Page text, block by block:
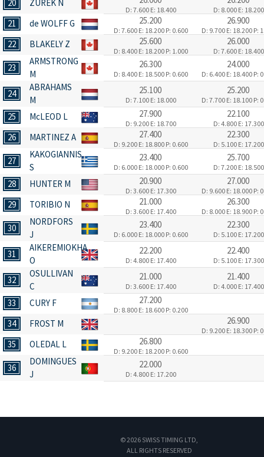
20 ZUREK N
D: 7.600 E: 18.400 D: 8.000 E: 18.200
21 de WOLFF G 25.200
D: 7.600 E: 18.200 P: 0.600
26.900
D: 9.700 E: 18.200 P:
22 BLAKELY Z 25.600
D: 8.400 E: 18.200 P: 1.000
26.000
D: 7.600 E: 18.400
23
ARMSTRONG
M
26.300
D: 8.400 E: 18.500 P: 0.600
24.000
D: 6.400 E: 18.400 P:
24
ABRAHAMS
M
25.100
D: 7.100 E: 18.000
25.200
D: 7.700 E: 18.100 P:
25 McLEOD L 27.900
D: 9.200 E: 18.700
22.100
D: 4.800 E: 17.300
26 MARTINEZ A 27.400
D: 9.200 E: 18.800 P: 0.600
22.300
D: 5.100 E: 17.200
27
KAKOGIANNIS
S
23.400
D: 6.000 E: 18.000 P: 0.600
25.700
D: 7.200 E: 18.500
28 HUNTER M 20.900
D: 3.600 E: 17.300
27.000
D: 9.600 E: 18.000 P:
29 TORIBIO N 21.000
D: 3.600 E: 17.400
26.300
D: 8.000 E: 18.900 P:
30
NORDFORS
J
23.400
D: 6.000 E: 18.000 P: 0.600
22.300
D: 5.100 E: 17.200
31
AIKEREMIOKHA
O
22.200
D: 4.800 E: 17.400
22.400
D: 5.100 E: 17.300
32
OSULLIVAN
C
21.000
D: 3.600 E: 17.400
21.400
D: 4.000 E: 17.400
33 CURY F 27.200
D: 8.800 E: 18.600 P: 0.200
34 FROST M 26.900
D: 9.200 E: 18.300 P:
35 OLEDAL L 26.800
D: 9.200 E: 18.200 P: 0.600
36
DOMINGUES
J
22.000
D: 4.800 E: 17.200
© 2026 SWISS TIMING LTD,
ALL RIGHTS RESERVED